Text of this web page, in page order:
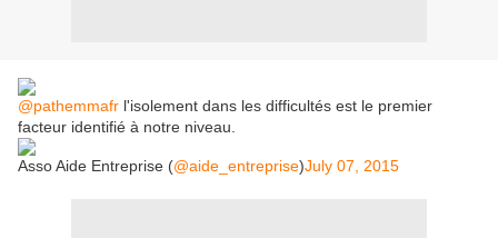
@pathemmafr l'isolement dans les difficultés est le premier
facteur identifié à notre niveau.
Asso Aide Entreprise (@aide_entreprise)July 07, 2015